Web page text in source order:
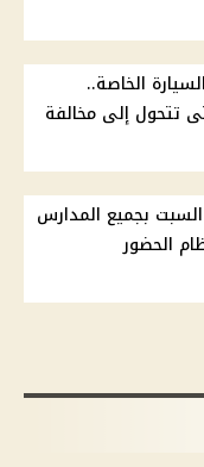
الخاصة..
تتحول إلى مخالفة
السبت بجميع المدارس